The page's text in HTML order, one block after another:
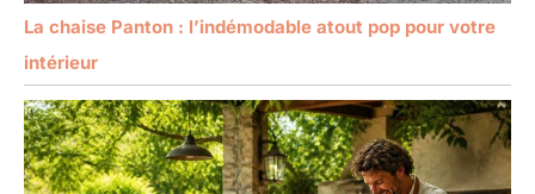
La chaise Panton : l’indémodable atout pop pour votre
intérieur